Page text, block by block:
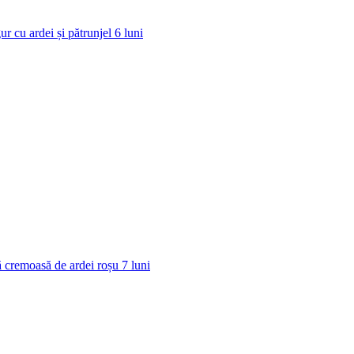
cu ardei și pătrunjel 6 luni
cremoasă de ardei roșu 7 luni